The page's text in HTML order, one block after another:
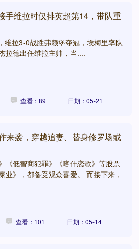
手维拉时仅排英超第14，带队重
拉3-0战胜弗赖堡夺冠，埃梅里率队
拉德出任维拉主帅，当....
查看：89 日期：05-21
来袭，穿越追妻、替身修罗场或
《低智商犯罪》《喀什恋歌》等股票
》，都备受观众喜爱。 而接下来，
查看：101 日期：05-14